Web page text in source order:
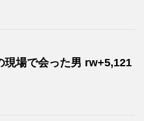
現場で会った男 rw+5,121